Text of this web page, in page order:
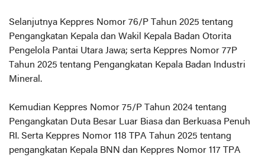
Selanjutnya Keppres Nomor 76/P Tahun 2025 tentang
Pengangkatan Kepala dan Wakil Kepala Badan Otorita
Pengelola Pantai Utara Jawa; serta Keppres Nomor 77P
Tahun 2025 tentang Pengangkatan Kepala Badan Industri
Mineral.
Kemudian Keppres Nomor 75/P Tahun 2024 tentang
Pengangkatan Duta Besar Luar Biasa dan Berkuasa Penuh
RI. Serta Keppres Nomor 118 TPA Tahun 2025 tentang
pengangkatan Kepala BNN dan Keppres Nomor 117 TPA